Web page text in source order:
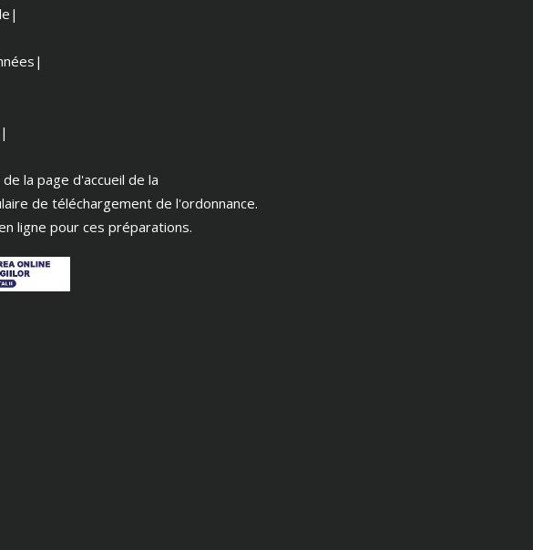
la page d'accueil de la
de téléchargement de l'ordonnance.
ligne pour ces préparations.